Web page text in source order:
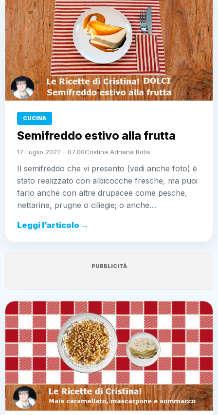
CUCINA
Semifreddo estivo alla frutta
17 Luglio 2022 - 07:00Cristina Adriana Botis
Il semifreddo che vi presento (vedi anche foto) è
stato realizzato con albicocche fresche, ma puoi
farlo anche con altre drupacee come pesche,
nettarine, prugne o ciliegie; o anche…
Leggi l’articolo →
PUBBLICITÀ